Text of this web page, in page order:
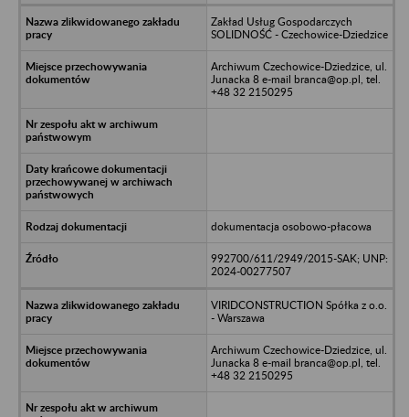
Zakład Usług Gospodarczych
SOLIDNOŚĆ - Czechowice-Dziedzice
Archiwum Czechowice-Dziedzice, ul.
Junacka 8 e-mail branca@op.pl, tel.
+48 32 2150295
dokumentacja osobowo-płacowa
992700/611/2949/2015-SAK; UNP:
2024-00277507
VIRIDCONSTRUCTION Spółka z o.o.
- Warszawa
Archiwum Czechowice-Dziedzice, ul.
Junacka 8 e-mail branca@op.pl, tel.
+48 32 2150295